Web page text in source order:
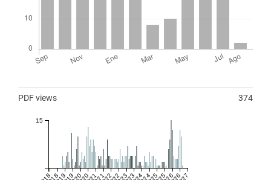
PDF views 374
15